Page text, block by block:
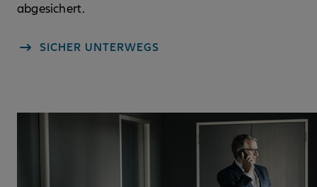
abgesichert.
SICHER UNTERWEGS